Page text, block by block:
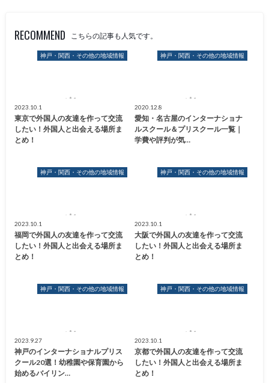
RECOMMEND こちらの記事も人気です。
神戸・関西・その他の地域情報
2023.10.1
東京で外国人の友達を作って交流
したい！外国人と出会える場所ま
とめ！
神戸・関西・その他の地域情報
2020.12.8
愛知・名古屋のインターナショナ
ルスクール＆プリスクール一覧｜
学費や評判が気…
神戸・関西・その他の地域情報
2023.10.1
福岡で外国人の友達を作って交流
したい！外国人と出会える場所ま
とめ！
神戸・関西・その他の地域情報
2023.10.1
大阪で外国人の友達を作って交流
したい！外国人と出会える場所ま
とめ！
神戸・関西・その他の地域情報
2023.9.27
神戸のインターナショナルプリス
クール20選！幼稚園や保育園から
始めるバイリン…
神戸・関西・その他の地域情報
2023.10.1
京都で外国人の友達を作って交流
したい！外国人と出会える場所ま
とめ！